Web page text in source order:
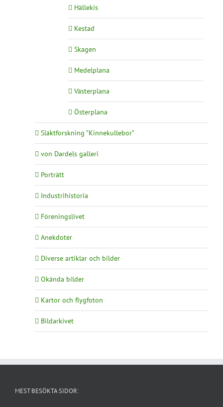
Hällekis
Kestad
Skagen
Medelplana
Västerplana
Österplana
Släktforskning ”Kinnekullebor”
von Dardels galleri
Porträtt
Industrihistoria
Föreningslivet
Anekdoter
Diverse artiklar och bilder
Okända bilder
Kartor och flygfoton
Bildarkivet
MEST BESÖKTA SIDOR: